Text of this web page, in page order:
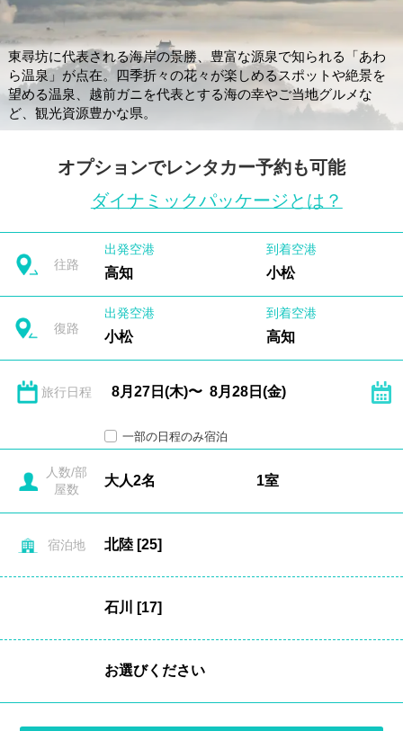
東尋坊に代表される海岸の景勝、豊富な源泉で知られる「あわ
ら温泉」が点在。四季折々の花々が楽しめるスポットや絶景を
望める温泉、越前ガニを代表とする海の幸やご当地グルメな
ど、観光資源豊かな県。
オプションでレンタカー予約も可能
ダイナミックパッケージとは？
往路
出発空港
高知
到着空港
小松
復路
出発空港
小松
到着空港
高知
旅行日程
一部の日程のみ宿泊
人数/部
屋数
宿泊地